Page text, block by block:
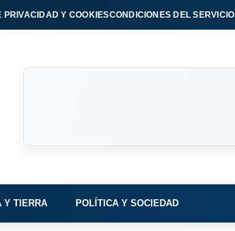
PRIVACIDAD Y COOKIESCONDICIONES DEL SERVICIO
Y TIERRA POLÍTICA Y SOCIEDAD